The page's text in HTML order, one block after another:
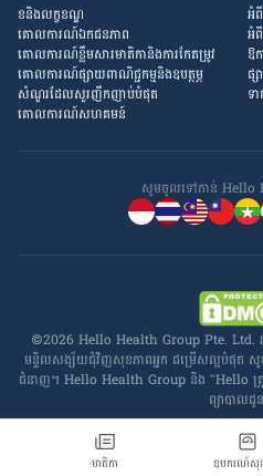
មាតិកា ឧបករណ៍សុ
ខនិងលក្ខខណ្ឌ
គោលការណ៍ឯកជនភាព
គោលការណ៍​ខ្លឹម​សារ​មាតិកា​និង​ការ​កែតម្រូវ
គោលការណ៍ផ្សាយពាណិជ្ជកម្មនិងឧបត្ថម្ភ
សំណួរ​ដែល​សួរ​ញឹកញាប់​បំផុត
គោលការណ៍​សហគមន៍
អំ
អំ
ឱ
ផ្
ទ
សូមចូល​ទៅកាន់ Hello
©2026 Hello Health Group Pte. Ltd.
មន្ទិលសង្ស័យ​ជុំវិញ​សុខភាព​អ្នក ជម្រើស​ល្អ​បំផុត សូ
ជំនាញ។ Hello Health Group និង “Hello គ្រូព
ព្យាបាល​ជូ